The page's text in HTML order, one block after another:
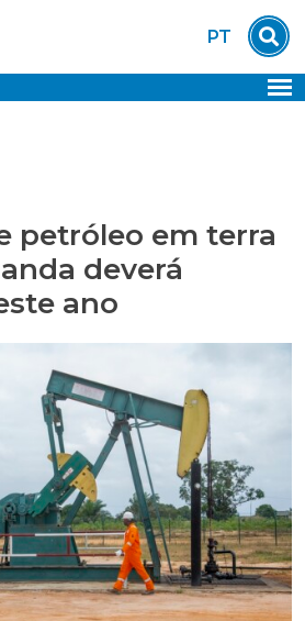
PT
petróleo em terra
deverá
ano